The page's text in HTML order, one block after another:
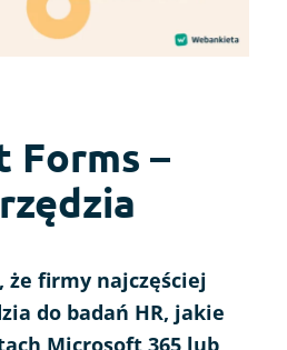
Forms –
firmy najczęściej
do badań HR, jakie
Microsoft 365 lub